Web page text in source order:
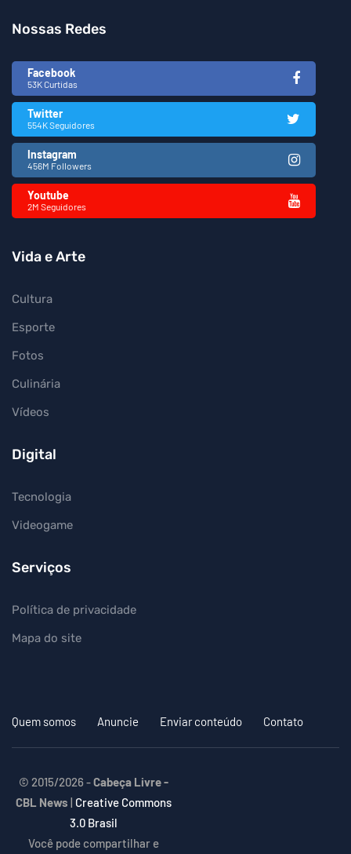
Nossas Redes
Facebook
53K Curtidas
Twitter
554K Seguidores
Instagram
456M Followers
Youtube
2M Seguidores
Vida e Arte
Cultura
Esporte
Fotos
Culinária
Vídeos
Digital
Tecnologia
Videogame
Serviços
Política de privacidade
Mapa do site
Quem somos Anuncie Enviar conteúdo Contato
© 2015/2026 -Cabeça Livre -
CBL News | Creative Commons
3.0 Brasil
Você pode compartilhar e